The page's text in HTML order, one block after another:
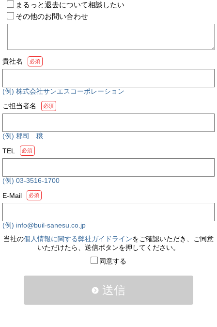
まるっと退去について相談したい
その他のお問い合わせ
貴社名 必須
(例) 株式会社サンエスコーポレーション
ご担当者名
必須
(例) 郡司 穣
TEL
必須
(例) 03-3516-1700
E-Mail
必須
(例) info@buil-sanesu.co.jp
当社の個人情報に関する弊社ガイドラインをご確認いただき、ご同意
いただけたら、送信ボタンを押してください。
同意する
送信